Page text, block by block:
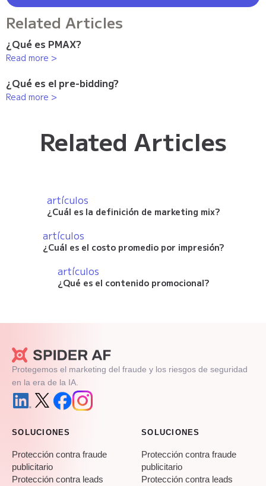
Related Articles
¿Qué es PMAX?
Read more >
¿Qué es el pre-bidding?
Read more >
Related Articles
artículos
¿Cuál es la definición de marketing mix?
artículos
¿Cuál es el costo promedio por impresión?
artículos
¿Qué es el contenido promocional?
Protegemos el marketing del fraude y los riesgos de seguridad
en la era de la IA.
SOLUCIONES
Protección contra fraude
publicitario
Protección contra leads
SOLUCIONES
Protección contra fraude
publicitario
Protección contra leads